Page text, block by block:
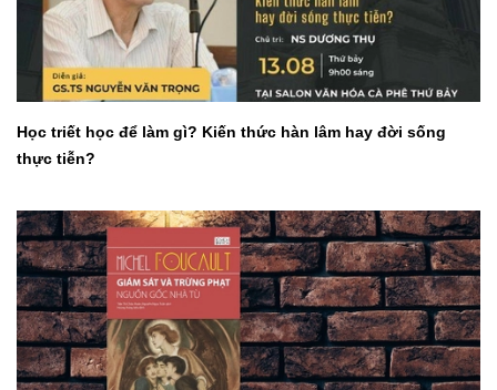
Học triết học để làm gì? Kiến thức hàn lâm hay đời sống
thực tiễn?